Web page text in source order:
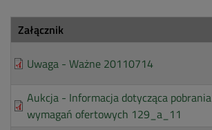
Załącznik
Uwaga - Ważne 20110714
Aukcja - Informacja dotycząca pobrania
wymagań ofertowych 129_a_11